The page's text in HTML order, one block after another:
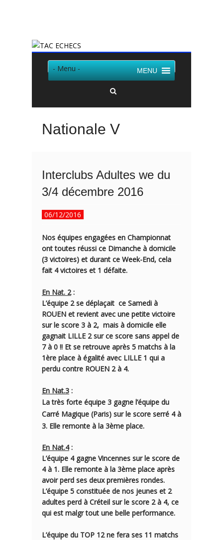
- Menu - MENU
Nationale V
Interclubs Adultes we du
3/4 décembre 2016
06/12/2016
Nos équipes engagées en Championnat
ont toutes réussi ce Dimanche à domicile
(3 victoires) et durant ce Week-End, cela
fait 4 victoires et 1 défaite.
En Nat. 2:
L’équipe 2se déplaçait ce Samedi à
ROUEN et revient avec une petite victoire
sur le score 3 à 2, mais à domicile elle
gagnait LILLE 2 sur ce score sans appel de
7 à 0 !! Et se retrouve après 5 matchs à la
1ère place à égalité avec LILLE 1 qui a
perdu contre ROUEN 2 à 4.
En Nat.3 :
La très forte équipe 3 gagne l’équipe du
Carré Magique (Paris) sur le score serré 4 à
3. Elle remonte à la 3ème place.
En Nat.4:
L’équipe 4gagne Vincennes sur le score de
4 à 1. Elle remonte à la 3ème place après
avoir perd ses deux premières rondes.
L’équipe 5 constituée de nos jeunes et 2
adultes perd à Créteil sur le score 2 à 4, ce
qui est malgr tout une belle performance.
L’équipe du TOP 12ne fera ses 11 matchs